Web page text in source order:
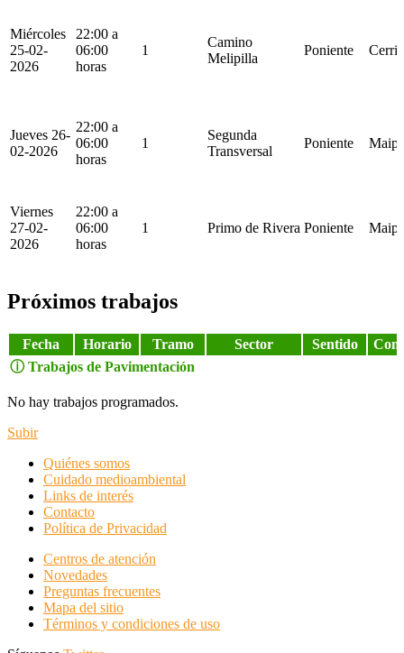
Miércoles
25-02-
2026
22:00 a
06:00
horas
1
Camino
Melipilla
Poniente
Jueves 26-
02-2026
22:00 a
06:00
horas
1
Segunda
Transversal
Poniente
Viernes
27-02-
2026
22:00 a
06:00
horas
1 Primo de Rivera Poniente
Próximos trabajos
Fecha Horario Tramo Sector Sentido
ⓘ Trabajos de Pavimentación
No hay trabajos programados.
Subir
Quiénes somos
Cuidado medioambiental
Links de interés
Contacto
Política de Privacidad
Centros de atención
Novedades
Preguntas frecuentes
Mapa del sitio
Términos y condiciones de uso